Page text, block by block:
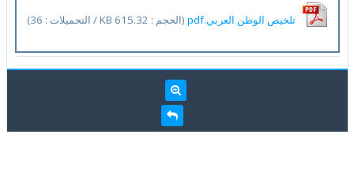
تلخيص الوطن العربي.pdf (الحجم : 615.32 KB / التحميلات : 36)